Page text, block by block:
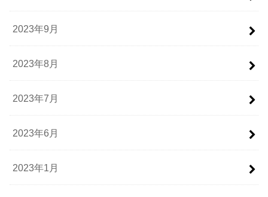
2023年9月
2023年8月
2023年7月
2023年6月
2023年1月